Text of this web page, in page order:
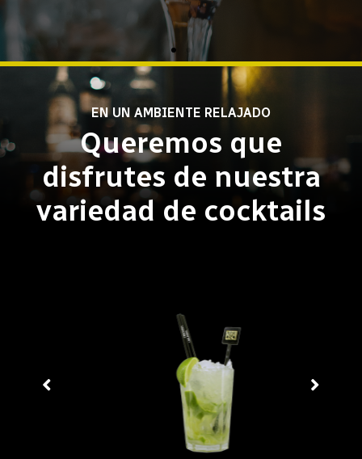
EN UN AMBIENTE RELAJADO
Queremos que
disfrutes de nuestra
variedad de cocktails